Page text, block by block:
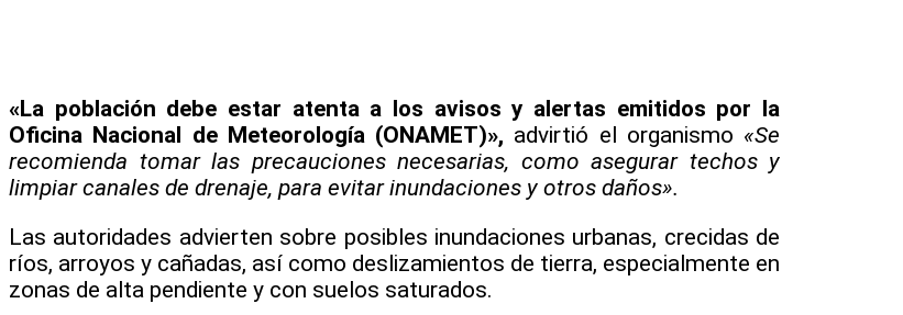
«La población debe estar atenta a los avisos y alertas emitidos por la
Oficina Nacional de Meteorología (ONAMET)», advirtió el organismo «Se
recomienda tomar las precauciones necesarias, como asegurar techos y
limpiar canales de drenaje, para evitar inundaciones y otros daños».
Las autoridades advierten sobre posibles inundaciones urbanas, crecidas de
ríos, arroyos y cañadas, así como deslizamientos de tierra, especialmente en
zonas de alta pendiente y con suelos saturados.